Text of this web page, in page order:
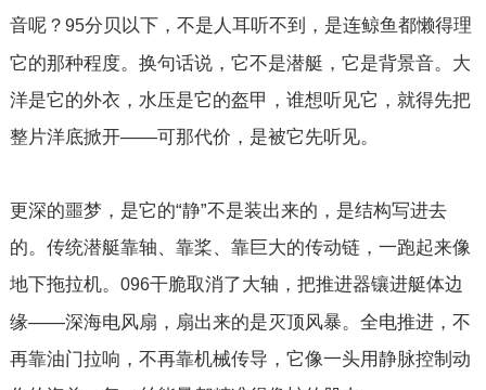
音呢？ 95分贝以下，不是人耳听不到，是连鲸鱼都懒得理
它的那种程度。换句话说，它不是潜艇，它是背景音。大
洋是它的外衣，水压是它的盔甲，谁想听见它，就得先把
整片洋底掀开——可那代价，是被它先听见。
更深的噩梦，是它的“静”不是装出来的，是结构写进去
的。传统潜艇靠轴、靠桨、靠巨大的传动链，一跑起来像
地下拖拉机。 096干脆取消了大轴，把推进器镶进艇体边
缘——深海电风扇，扇出来的是灭顶风暴。全电推进，不
再靠油门拉响，不再靠机械传导，它像一头用静脉控制动